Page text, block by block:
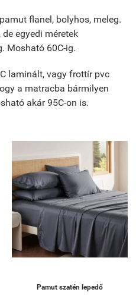
flanel, bolyhos, meleg.
egyedi méretek
Mosható 60C-ig.
laminált, vagy frottír pvc
a matracba bármilyen
akár 95C-on is.
Pamut szatén lepedő